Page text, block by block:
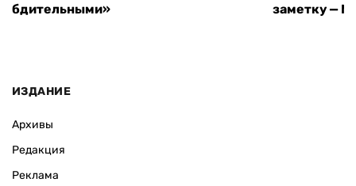
бдительными»
заметку —
ИЗДАНИЕ
Архивы
Редакция
Реклама